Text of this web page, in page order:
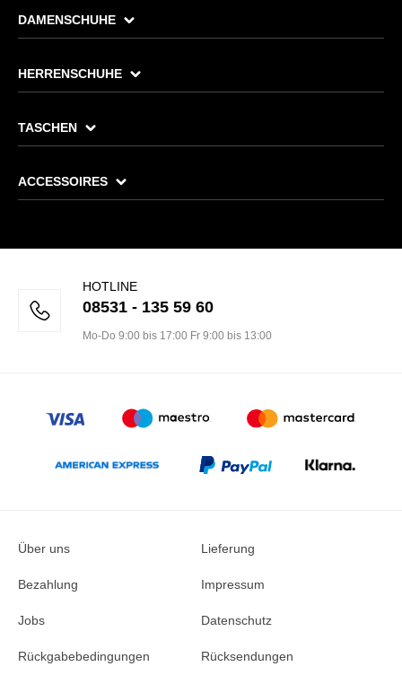
DAMENSCHUHE
HERRENSCHUHE
TASCHEN
ACCESSOIRES
HOTLINE
08531 - 135 59 60
Mo-Do 9:00 bis 17:00 Fr 9:00 bis 13:00
Über uns Lieferung
Bezahlung Impressum
Jobs Datenschutz
Rückgabebedingungen Rücksendungen